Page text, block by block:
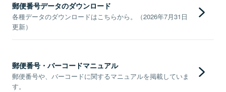
郵便番号データのダウンロード
各種データのダウンロードはこちらから。（2026年7月31日
更新）
郵便番号・バーコードマニュアル
郵便番号や、バーコードに関するマニュアルを掲載していま
す。